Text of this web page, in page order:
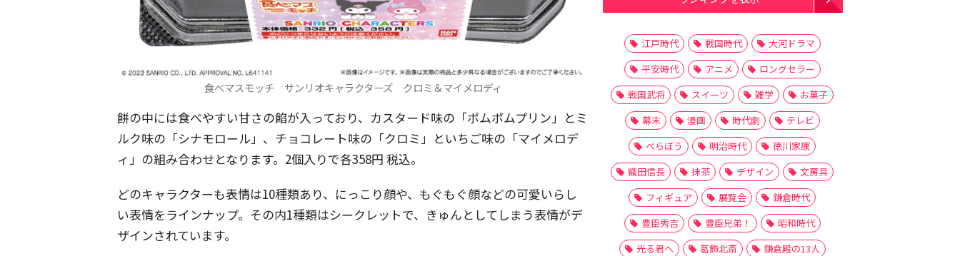
食べマスモッチ サンリオキャラクターズ クロミ＆マイメロディ
餅の中には食べやすい甘さの餡が入っており、カスタード味の「ポムポムプリン」とミ
ルク味の「シナモロール」、チョコレート味の「クロミ」といちご味の「マイメロデ
ィ」の組み合わせとなります。2個入りで各358円 税込。
どのキャラクターも表情は10種類あり、にっこり顔や、もぐもぐ顔などの可愛いらし
い表情をラインナップ。その内1種類はシークレットで、きゅんとしてしまう表情がデ
ザインされています。
江戸時代 戦国時代
大河ドラマ
平安時代
アニメ
ロングセラー
戦国武将
スイーツ 雑学
お菓子
幕末
漫画 時代劇
テレビ
べらぼう
明治時代
徳川家康
織田信長
抹茶 デザイン
文房具
フィギュア
展覧会
鎌倉時代
豊臣秀吉
豊臣兄弟！
昭和時代
光る君へ
葛飾北斎 鎌倉殿の13人